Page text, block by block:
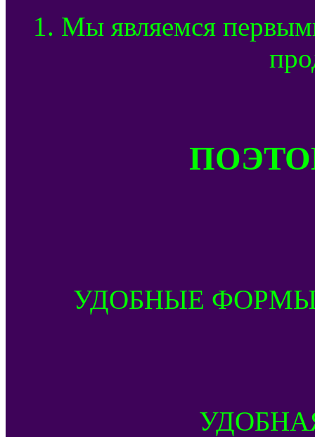
1. Мы являемся
УДОБНЫЕ